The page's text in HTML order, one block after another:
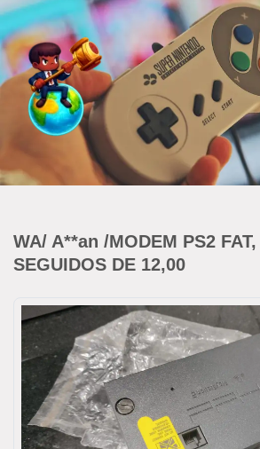
Ir
para
o
conteúdo
WA/ A**an /MODEM PS2
SEGUIDOS DE 12,00